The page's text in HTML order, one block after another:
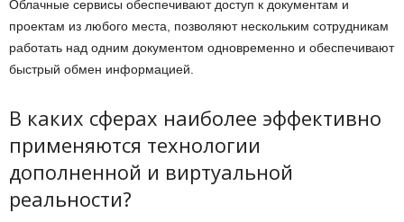
Облачные сервисы обеспечивают доступ к документам и
проектам из любого места, позволяют нескольким сотрудникам
работать над одним документом одновременно и обеспечивают
быстрый обмен информацией.
В каких сферах наиболее эффективно
применяются технологии
дополненной и виртуальной
реальности?